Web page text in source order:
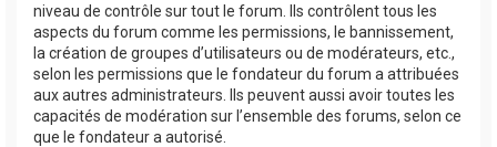
niveau de contrôle sur tout le forum. Ils contrôlent tous les
aspects du forum comme les permissions, le bannissement,
la création de groupes d’utilisateurs ou de modérateurs, etc.,
selon les permissions que le fondateur du forum a attribuées
aux autres administrateurs. Ils peuvent aussi avoir toutes les
capacités de modération sur l’ensemble des forums, selon ce
que le fondateur a autorisé.